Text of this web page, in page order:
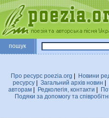
пошук
Про ресурс poezia.org
Новини
ресурсу| Загальний архiв новин
авторам
Редколегiя, контакти
Подяки за допомогу та